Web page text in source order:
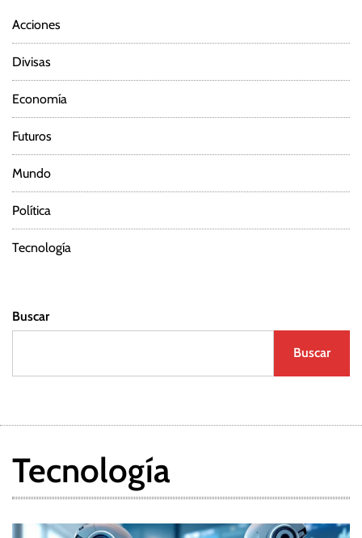
Acciones
Divisas
Economía
Futuros
Mundo
Política
Tecnología
Buscar
Buscar
Tecnología